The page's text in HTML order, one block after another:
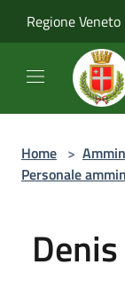
Regione Veneto
Home >
Personale